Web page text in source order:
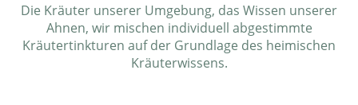
Die Kräuter unserer Umgebung, das Wissen unserer
Ahnen, wir mischen individuell abgestimmte
Kräutertinkturen auf der Grundlage des heimischen
Kräuterwissens.